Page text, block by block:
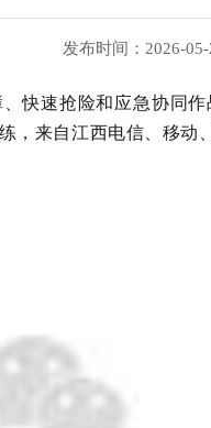
发布时间：2026-05-
快速抢险和应急协同作
， 来自江西电信、移动